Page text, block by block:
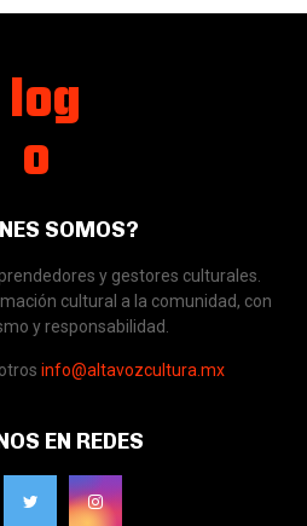
SOMOS?
y gestores culturales.
cultural a la comunidad, con
y responsabilidad.
info@altavozcultura.mx
EN REDES